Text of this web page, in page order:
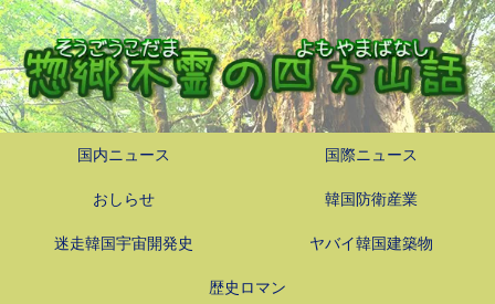
国内ニュース 国際ニュース
おしらせ 韓国防衛産業
迷走韓国宇宙開発史 ヤバイ韓国建築物
歴史ロマン